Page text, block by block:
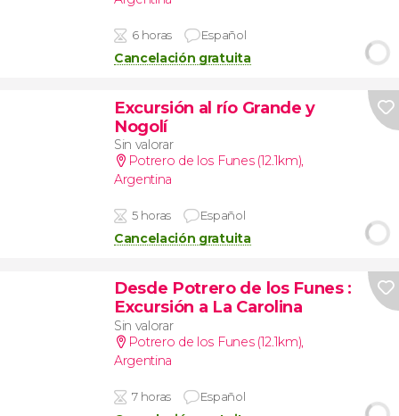
6 horas Español
Cancelación gratuita
Excursión al río Grande y
Nogolí
Sin valorar
Potrero de los Funes (12.1km),
Argentina
5 horas Español
Cancelación gratuita
Desde Potrero de los Funes :
Excursión a La Carolina
Sin valorar
Potrero de los Funes (12.1km),
Argentina
7 horas Español